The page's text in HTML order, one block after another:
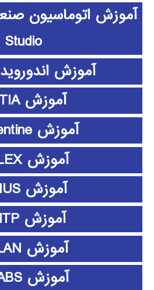
Studio
آموزش اندوروید android
آموزش CATIA
آموزش clementine
آموزش CPLEX
آموزش EDIUS
آموزش EMTP
آموزش ePLAN
آموزش ETABS